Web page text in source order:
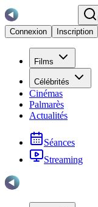
Connexion
Inscription
Films
Célébrités
Cinémas
Palmarès
Actualités
Séances
Streaming